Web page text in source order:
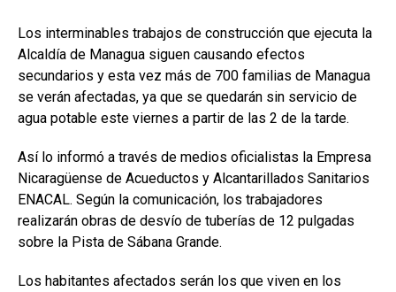
Los interminables trabajos de construcción que ejecuta la
Alcaldía de Managua siguen causando efectos
secundarios y esta vez más de 700 familias de Managua
se verán afectadas, ya que se quedarán sin servicio de
agua potable este viernes a partir de las 2 de la tarde.
Así lo informó a través de medios oficialistas la Empresa
Nicaragüense de Acueductos y Alcantarillados Sanitarios
ENACAL. Según la comunicación, los trabajadores
realizarán obras de desvío de tuberías de 12 pulgadas
sobre la Pista de Sábana Grande.
Los habitantes afectados serán los que viven en los